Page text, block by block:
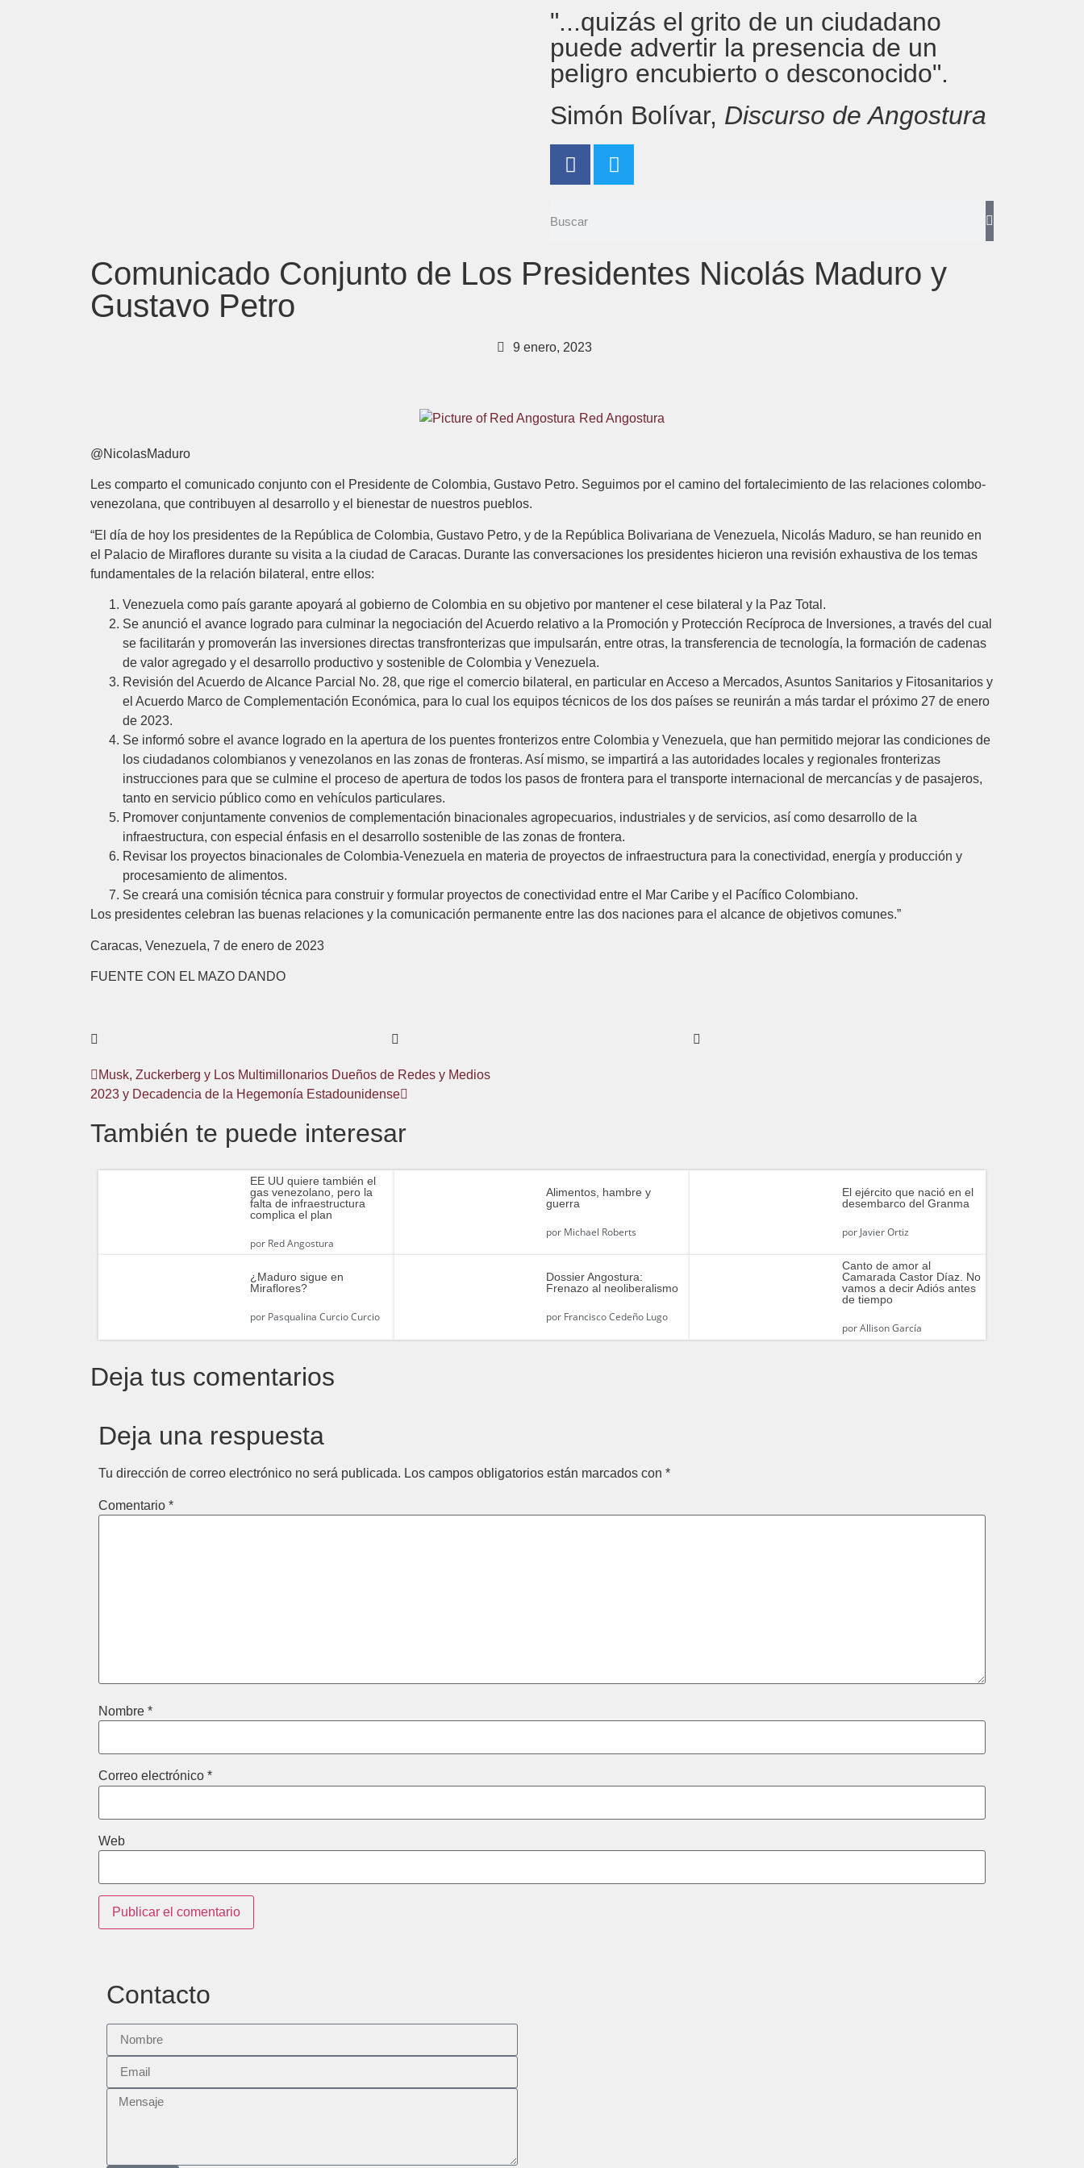
"...quizás el grito de un ciudadano
puede advertir la presencia de un
peligro encubierto o desconocido".
Simón Bolívar, Discurso de Angostura
Comunicado Conjunto de Los Presidentes Nicolás Maduro y
Gustavo Petro
9 enero, 2023
Red Angostura
@NicolasMaduro
Les comparto el comunicado conjunto con el Presidente de Colombia, Gustavo Petro. Seguimos por el camino del fortalecimiento de las relaciones colombo-
venezolana, que contribuyen al desarrollo y el bienestar de nuestros pueblos.
“El día de hoy los presidentes de la República de Colombia, Gustavo Petro, y de la República Bolivariana de Venezuela, Nicolás Maduro, se han reunido en
el Palacio de Miraflores durante su visita a la ciudad de Caracas. Durante las conversaciones los presidentes hicieron una revisión exhaustiva de los temas
fundamentales de la relación bilateral, entre ellos:
Venezuela como país garante apoyará al gobierno de Colombia en su objetivo por mantener el cese bilateral y la Paz Total.
Se anunció el avance logrado para culminar la negociación del Acuerdo relativo a la Promoción y Protección Recíproca de Inversiones, a través del cual
se facilitarán y promoverán las inversiones directas transfronterizas que impulsarán, entre otras, la transferencia de tecnología, la formación de cadenas
de valor agregado y el desarrollo productivo y sostenible de Colombia y Venezuela.
Revisión del Acuerdo de Alcance Parcial No. 28, que rige el comercio bilateral, en particular en Acceso a Mercados, Asuntos Sanitarios y Fitosanitarios y
el Acuerdo Marco de Complementación Económica, para lo cual los equipos técnicos de los dos países se reunirán a más tardar el próximo 27 de enero
de 2023.
Se informó sobre el avance logrado en la apertura de los puentes fronterizos entre Colombia y Venezuela, que han permitido mejorar las condiciones de
los ciudadanos colombianos y venezolanos en las zonas de fronteras. Así mismo, se impartirá a las autoridades locales y regionales fronterizas
instrucciones para que se culmine el proceso de apertura de todos los pasos de frontera para el transporte internacional de mercancías y de pasajeros,
tanto en servicio público como en vehículos particulares.
Promover conjuntamente convenios de complementación binacionales agropecuarios, industriales y de servicios, así como desarrollo de la
infraestructura, con especial énfasis en el desarrollo sostenible de las zonas de frontera.
Revisar los proyectos binacionales de Colombia-Venezuela en materia de proyectos de infraestructura para la conectividad, energía y producción y
procesamiento de alimentos.
Se creará una comisión técnica para construir y formular proyectos de conectividad entre el Mar Caribe y el Pacífico Colombiano.
Los presidentes celebran las buenas relaciones y la comunicación permanente entre las dos naciones para el alcance de objetivos comunes.”
Caracas, Venezuela, 7 de enero de 2023
FUENTE CON EL MAZO DANDO
Musk, Zuckerberg y Los Multimillonarios Dueños de Redes y Medios
2023 y Decadencia de la Hegemonía Estadounidense
También te puede interesar
EE UU quiere también el
gas venezolano, pero la
falta de infraestructura
complica el plan
por Red Angostura
Alimentos, hambre y
guerra
porMichael Roberts
El ejército que nació en el
desembarco del Granma
porJavier Ortiz
¿Maduro sigue en
Miraflores?
por Pasqualina Curcio Curcio
Dossier Angostura:
Frenazo al neoliberalismo
porFrancisco Cedeño Lugo
Canto de amor al
Camarada Castor Díaz. No
vamos a decir Adiós antes
de tiempo
porAllison García
Deja tus comentarios
Deja una respuesta
Tu dirección de correo electrónico no será publicada. Los campos obligatorios están marcados con *
Comentario *
Nombre *
Correo electrónico *
Web
Contacto